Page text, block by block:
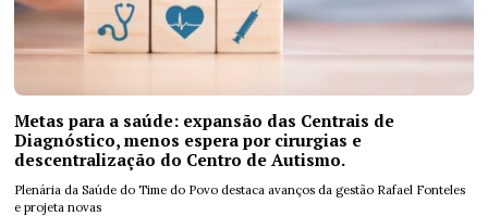
Metas para a saúde: expansão das Centrais de
Diagnóstico, menos espera por cirurgias e
descentralização do Centro de Autismo.
Plenária da Saúde do Time do Povo destaca avanços da gestão Rafael Fonteles
e projeta novas